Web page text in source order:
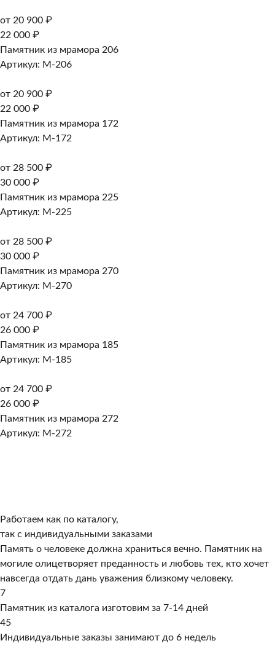
от 20 900 ₽
22 000 ₽
Памятник из мрамора 206
Артикул: M-206
от 20 900 ₽
22 000 ₽
Памятник из мрамора 172
Артикул: M-172
от 28 500 ₽
30 000 ₽
Памятник из мрамора 225
Артикул: M-225
от 28 500 ₽
30 000 ₽
Памятник из мрамора 270
Артикул: M-270
от 24 700 ₽
26 000 ₽
Памятник из мрамора 185
Артикул: M-185
от 24 700 ₽
26 000 ₽
Памятник из мрамора 272
Артикул: M-272
Работаем как по каталогу,
так с индивидуальными заказами
Память о человеке должна храниться вечно. Памятник на
могиле олицетворяет преданность и любовь тех, кто хочет
навсегда отдать дань уважения близкому человеку.
7
Памятник из каталога изготовим за 7-14 дней
45
Индивидуальные заказы занимают до 6 недель